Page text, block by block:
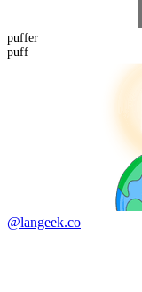
puffer
puff
@langeek.co